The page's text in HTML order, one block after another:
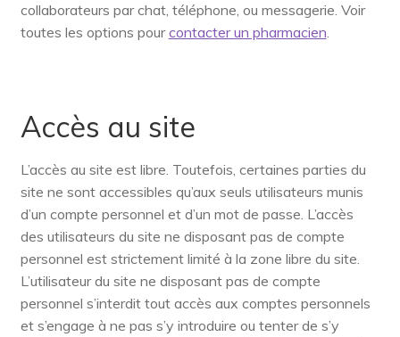
collaborateurs par chat, téléphone, ou messagerie. Voir
toutes les options pourcontacter un pharmacien.
Accès au site
L’accès au site est libre. Toutefois, certaines parties du
site ne sont accessibles qu’aux seuls utilisateurs munis
d’un compte personnel et d’un mot de passe. L’accès
des utilisateurs du site ne disposant pas de compte
personnel est strictement limité à la zone libre du site.
L’utilisateur du site ne disposant pas de compte
personnel s’interdit tout accès aux comptes personnels
et s’engage à ne pas s’y introduire ou tenter de s’y